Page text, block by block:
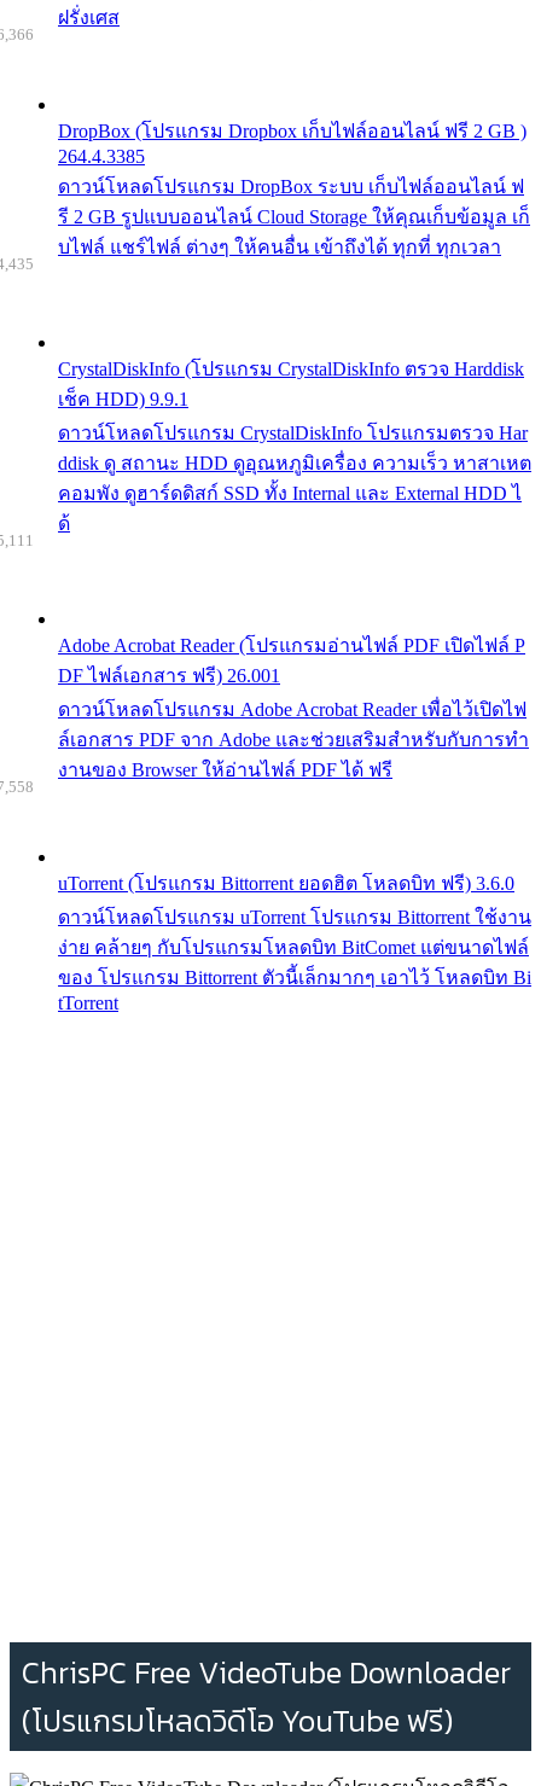
ฝรั่งเศส
DropBox (โปรแกรม Dropbox เก็บไฟล์ออนไลน์ ฟรี 2 GB )
264.4.3385
ดาวน์โหลดโปรแกรม DropBox ระบบ เก็บไฟล์ออนไลน์ ฟ
รี 2 GB รูปแบบออนไลน์ Cloud Storage ให้คุณเก็บข้อมูล เก็
บไฟล์ แชร์ไฟล์ ต่างๆ ให้คนอื่น เข้าถึงได้ ทุกที่ ทุกเวลา
CrystalDiskInfo (โปรแกรม CrystalDiskInfo ตรวจ Harddisk
เช็ค HDD) 9.9.1
ดาวน์โหลดโปรแกรม CrystalDiskInfo โปรแกรมตรวจ Har
ddisk ดู สถานะ HDD ดูอุณหภูมิเครื่อง ความเร็ว หาสาเหต
คอมพัง ดูฮาร์ดดิสก์ SSD ทั้ง Internal และ External HDD ไ
ด้
Adobe Acrobat Reader (โปรแกรมอ่านไฟล์ PDF เปิดไฟล์ P
DF ไฟล์เอกสาร ฟรี) 26.001
ดาวน์โหลดโปรแกรม Adobe Acrobat Reader เพื่อไว้เปิดไฟ
ล์เอกสาร PDF จาก Adobe และช่วยเสริมสำหรับกับการทำ
งานของ Browser ให้อ่านไฟล์ PDF ได้ ฟรี
uTorrent (โปรแกรม Bittorrent ยอดฮิต โหลดบิท ฟรี) 3.6.0
ดาวน์โหลดโปรแกรม uTorrent โปรแกรม Bittorrent ใช้งาน
ง่าย คล้ายๆ กับโปรแกรมโหลดบิท BitComet แต่ขนาดไฟล์
ของ โปรแกรม Bittorrent ตัวนี้เล็กมากๆ เอาไว้ โหลดบิท Bi
tTorrent
ChrisPC Free VideoTube Downloader
(โปรแกรมโหลดวิดีโอ YouTube ฟรี)